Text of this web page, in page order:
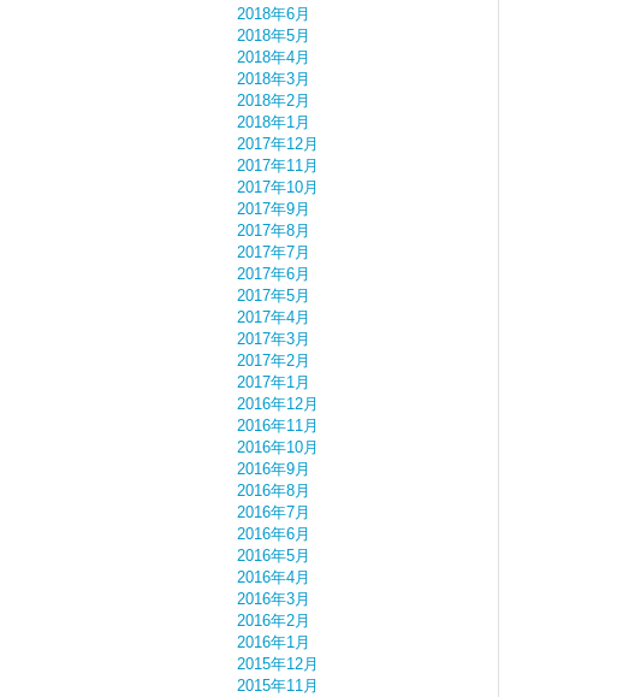
2018年6月
2018年5月
2018年4月
2018年3月
2018年2月
2018年1月
2017年12月
2017年11月
2017年10月
2017年9月
2017年8月
2017年7月
2017年6月
2017年5月
2017年4月
2017年3月
2017年2月
2017年1月
2016年12月
2016年11月
2016年10月
2016年9月
2016年8月
2016年7月
2016年6月
2016年5月
2016年4月
2016年3月
2016年2月
2016年1月
2015年12月
2015年11月